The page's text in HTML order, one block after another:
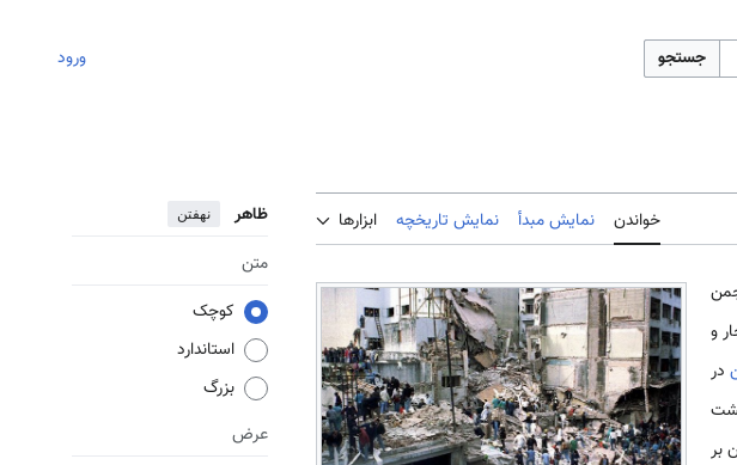
جستجو ورود
خواندن نمایش مبدأ نمایش تاریخچه ابزارها ظاهر نهفتن
متن
کوچک
استاندارد
بزرگ
عرض
و
در
بر